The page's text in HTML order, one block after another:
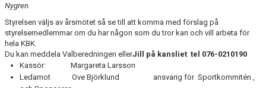
Nygren
Styrelsen väljs av årsmötet så se till att komma med förslag på
styrelsemedlemmar om du har någon som du tror kan och vill arbeta för
hela KBK.
Du kan meddela Valberedningen ellerJill på kansliet tel 076-0210190
Kassör: Margareta Larsson
Ledamot Ove Björklund ansvarig för Sportkommitén ,